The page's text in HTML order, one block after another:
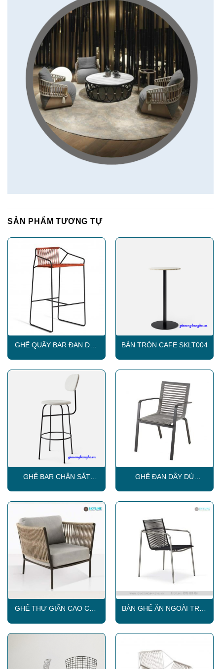
SẢN PHẨM TƯƠNG TỰ
GHẾ QUẦY BAR ĐAN DÂY
BÀN TRÒN CAFE SKLT004
GHẾ BAR CHÂN SẮT
GHẾ ĐAN DÂY DÙ
GHẾ THƯ GIÃN CAO CẤP
BÀN GHẾ ĂN NGOÀI TRỜI